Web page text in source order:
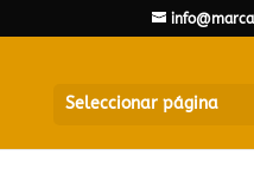
Seleccionar página